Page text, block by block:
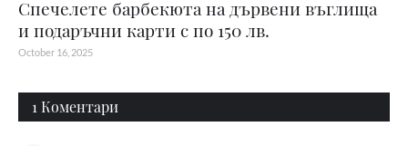
Спечелете барбекюта на дървени въглища
и подаръчни карти с по 150 лв.
October 16, 2025
1 Коментари